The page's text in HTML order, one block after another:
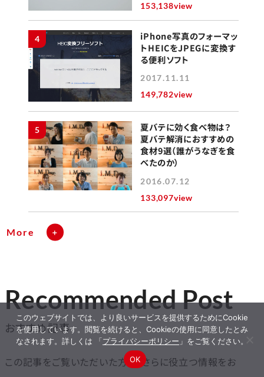
153,138view
4
iPhone写真のフォーマッ
トHEICをJPEGに変換す
る便利ソフト
2017.11.11
149,782view
5
夏バテに効く食べ物は？
夏バテ解消におすすめの
食材9選（誰がうなぎを食
べたのか）
2016.07.12
133,097view
More
Recommended Post
おすすめ記事
この記事をご覧いただいた方に、さらに役立つ情報をお
このウェブサイトでは、より良いサービスを提供するためにCookie
を使用しています。閲覧を続けると、Cookieの使用に同意したとみ
なされます。詳しくは 「プライバシーポリシー 」をご覧ください。
OK